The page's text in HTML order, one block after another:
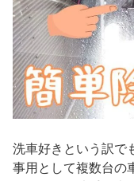
洗車好きという訳で
事用として複数台の